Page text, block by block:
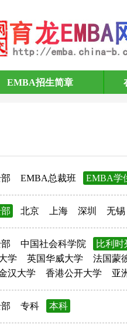
简章
EMBA招生简章
EMBA总裁班 EMBA学
北京 上海 深圳 无锡
中国社会科学院 比利时
学
英国华威大学 法国蒙
汉大学
香港公开大学 亚
专科 本科